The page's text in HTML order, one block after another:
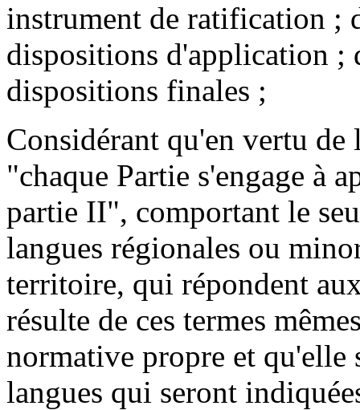
instrument de ratification ;
dispositions d'application ;
dispositions finales ;
Considérant qu'en vertu
"chaque Partie s'engage à
partie II", comportant le
langues régionales ou
territoire, qui répondent
résulte de ces termes
normative propre et qu'elle
langues qui seront